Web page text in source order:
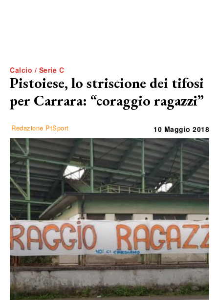
Calcio / Serie C
Pistoiese, lo striscione dei tifosi
per Carrara: “coraggio ragazzi”
Redazione PtSport 10 Maggio 2018